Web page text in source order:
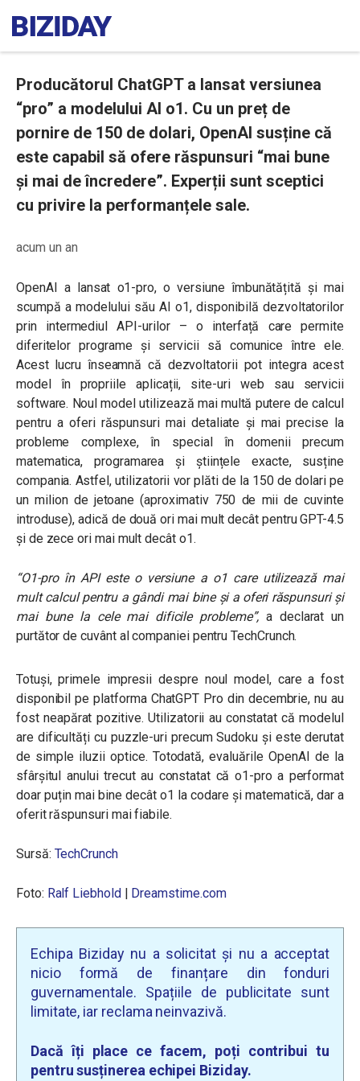
Producătorul ChatGPT a lansat versiunea
“pro” a modelului AI o1. Cu un preț de
pornire de 150 de dolari, OpenAI susține că
este capabil să ofere răspunsuri “mai bune
și mai de încredere”. Experții sunt sceptici
cu privire la performanțele sale.
acum un an
OpenAI a lansat o1-pro, o versiune îmbunătățită și mai
scumpă a modelului său AI o1, disponibilă dezvoltatorilor
prin intermediul API-urilor – o interfață care permite
diferitelor programe și servicii să comunice între ele.
Acest lucru înseamnă că dezvoltatorii pot integra acest
model în propriile aplicații, site-uri web sau servicii
software. Noul model utilizează mai multă putere de calcul
pentru a oferi răspunsuri mai detaliate și mai precise la
probleme complexe, în special în domenii precum
matematica, programarea și științele exacte, susține
compania. Astfel, utilizatorii vor plăti de la 150 de dolari pe
un milion de jetoane (aproximativ 750 de mii de cuvinte
introduse), adică de două ori mai mult decât pentru GPT-4.5
şi de zece ori mai mult decât o1.
“O1-pro în API este o versiune a o1 care utilizează mai
mult calcul pentru a gândi mai bine și a oferi răspunsuri și
mai bune la cele mai dificile probleme”,a declarat un
purtător de cuvânt al companiei pentru TechCrunch.
Totuși, primele impresii despre noul model, care a fost
disponibil pe platforma ChatGPT Pro din decembrie, nu au
fost neapărat pozitive. Utilizatorii au constatat că modelul
are dificultăți cu puzzle-uri precum Sudoku și este derutat
de simple iluzii optice. Totodată, evaluările OpenAI de la
sfârșitul anului trecut au constatat că o1-pro a performat
doar puțin mai bine decât o1 la codare și matematică, dar a
oferit răspunsuri mai fiabile.
Sursă: TechCrunch
Foto: Ralf Liebhold| Dreamstime.com
Echipa Biziday nu a solicitat și nu a acceptat
nicio formă de finanțare din fonduri
guvernamentale. Spațiile de publicitate sunt
limitate, iar reclama neinvazivă.
Dacă îți place ce facem, poți contribui tu
pentru susținerea echipei Biziday.